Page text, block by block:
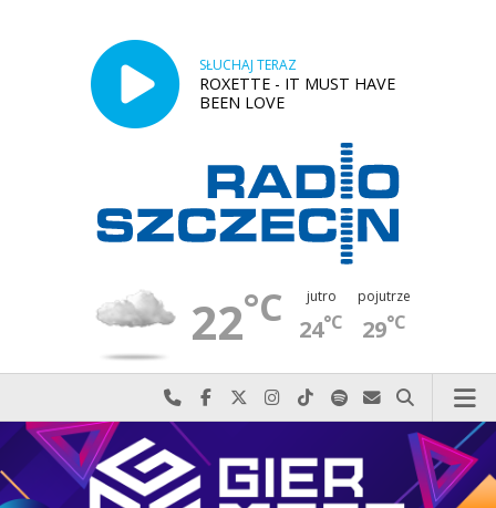
SŁUCHAJ TERAZ
ROXETTE - IT MUST HAVE
BEEN LOVE
22°C jutro
24°C
pojutrze
29°C
Najlepiej po prostu do nas zadzwoń
Odwiedź nas na Facebook-u
Odwiedź nas na X
Odwiedź nas na Instagram-ie
Odwiedź nas na TikTok-u
Szukaj nas na Spotify
Wyślij do nas
Szukaj